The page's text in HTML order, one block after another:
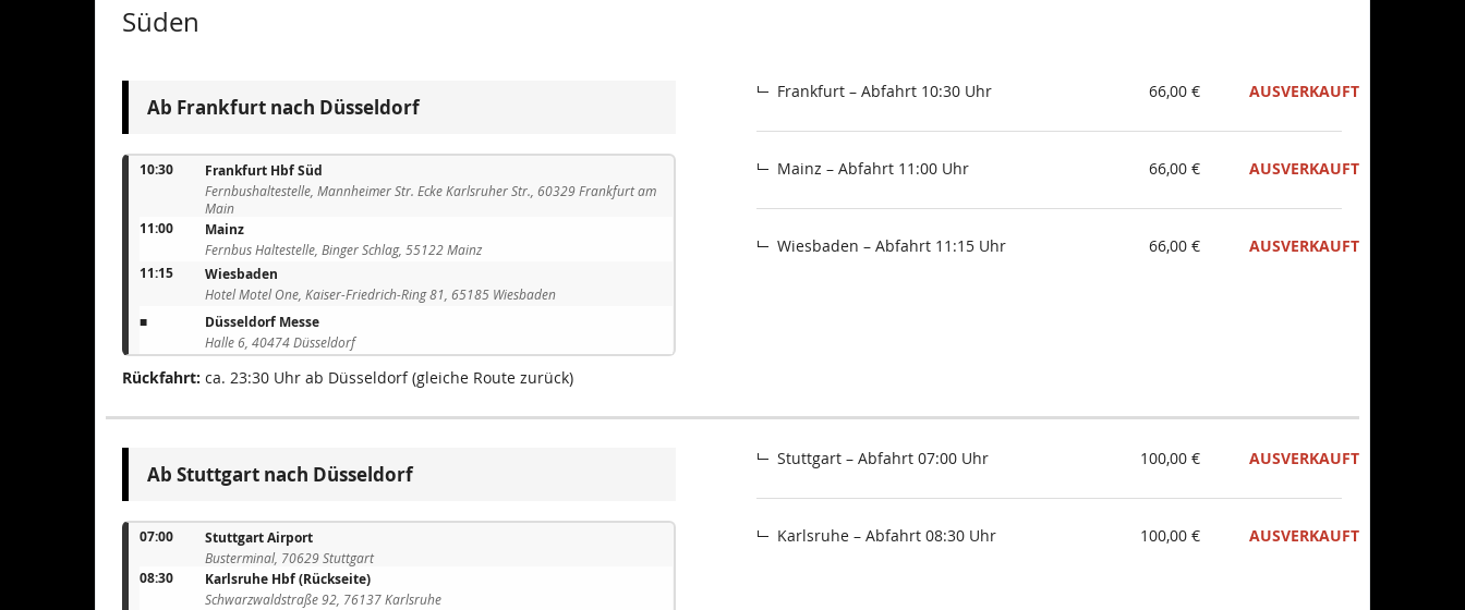
Süden
Ab Frankfurt nach Düsseldorf
10:30 Frankfurt Hbf Süd
Fernbushaltestelle, Mannheimer Str. Ecke Karlsruher Str., 60329 Frankfurt am
Main
11:00 Mainz
Fernbus Haltestelle, Binger Schlag, 55122 Mainz
11:15 Wiesbaden
Hotel Motel One, Kaiser-Friedrich-Ring 81, 65185 Wiesbaden
■ Düsseldorf Messe
Halle 6, 40474 Düsseldorf
Rückfahrt: ca. 23:30 Uhr ab Düsseldorf (gleiche Route zurück)
Frankfurt – Abfahrt 10:30 Uhr 66,00 € AUSVERKAUFT
Mainz – Abfahrt 11:00 Uhr 66,00 € AUSVERKAUFT
Wiesbaden – Abfahrt 11:15 Uhr 66,00 € AUSVERKAUFT
Ab Stuttgart nach Düsseldorf
07:00 Stuttgart Airport
Busterminal, 70629 Stuttgart
08:30 Karlsruhe Hbf (Rückseite)
Schwarzwaldstraße 92, 76137 Karlsruhe
Stuttgart – Abfahrt 07:00 Uhr 100,00 € AUSVERKAUFT
Karlsruhe – Abfahrt 08:30 Uhr 100,00 € AUSVERKAUFT